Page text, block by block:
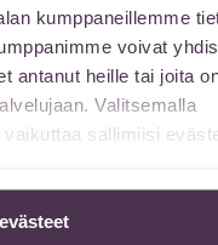
kumppaneillemme
voivat
antanut heille tai joita
Valitsemalla
sallimiisi